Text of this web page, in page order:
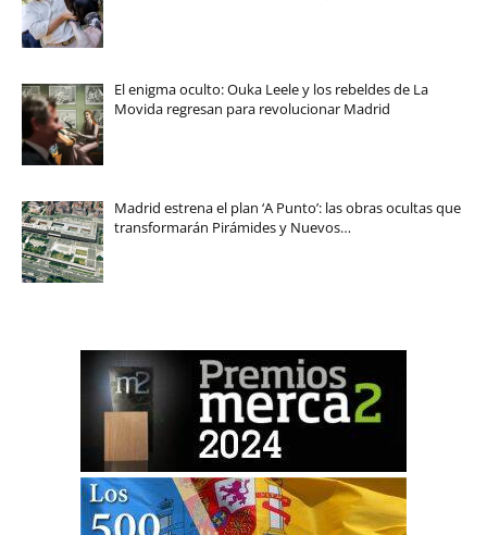
El enigma oculto: Ouka Leele y los rebeldes de La
Movida regresan para revolucionar Madrid
Madrid estrena el plan ‘A Punto’: las obras ocultas que
transformarán Pirámides y Nuevos…